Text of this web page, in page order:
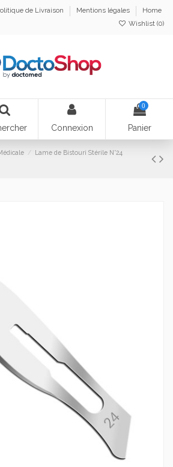
de Livraison Mentions légales
Home
Wishlist (0)
Connexion
0
Panier
Lame de Bistouri Stérile N°24